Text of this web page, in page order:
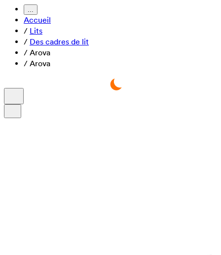
...
Accueil
/ Lits
/ Des cadres de lit
/ Arova
/ Arova